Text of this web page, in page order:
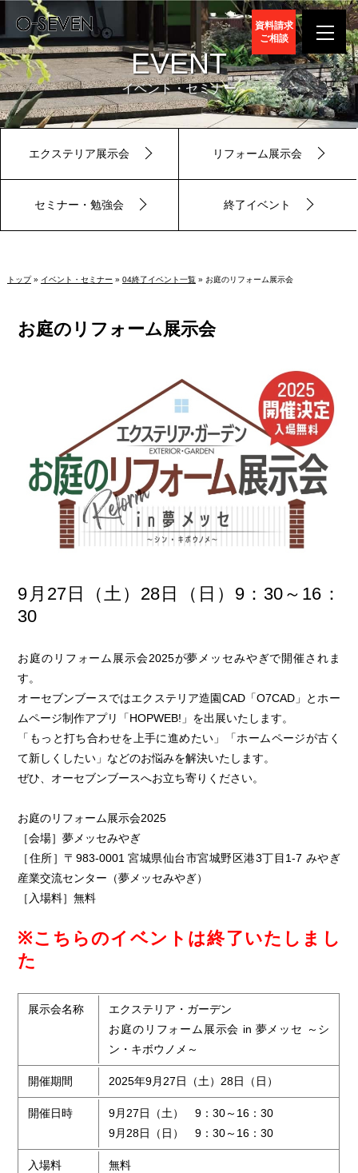
資料請求
ご相談
EVENT
イベント・セミナー
エクステリア展示会 リフォーム展示会
セミナー・勉強会 終了イベント
トップ» イベント・セミナー » 04終了イベント一覧» お庭のリフォーム展示会
お庭のリフォーム展示会
9月27日（土）28日（日）9：30～16：
30
お庭のリフォーム展示会2025が夢メッセみやぎで開催されま
す。
オーセブンブースではエクステリア造園CAD「O7CAD」とホー
ムページ制作アプリ「HOPWEB!」を出展いたします。
「もっと打ち合わせを上手に進めたい」「ホームページが古く
て新しくしたい」などのお悩みを解決いたします。
ぜひ、オーセブンブースへお立ち寄りください。
お庭のリフォーム展示会2025
［会場］夢メッセみやぎ
［住所］〒983-0001 宮城県仙台市宮城野区港3丁目1-7 みやぎ
産業交流センター（夢メッセみやぎ）
［入場料］無料
※こちらのイベントは終了いたしまし
た
展示会名称
エクステリア・ガーデン
お庭のリフォーム展示会 in 夢メッセ ～シ
ン・キボウノメ～
開催期間 2025年9月27日（土）28日（日）
開催日時
9月27日（土） 9：30～16：30
9月28日（日） 9：30～16：30
入場料 無料